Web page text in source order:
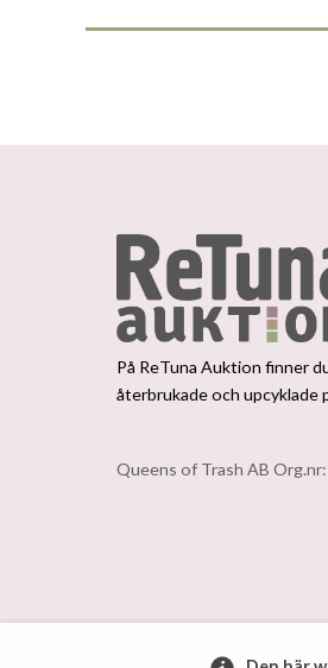
På ReTuna Auktion finner
återbrukade och upcyklade
Queens of Trash AB